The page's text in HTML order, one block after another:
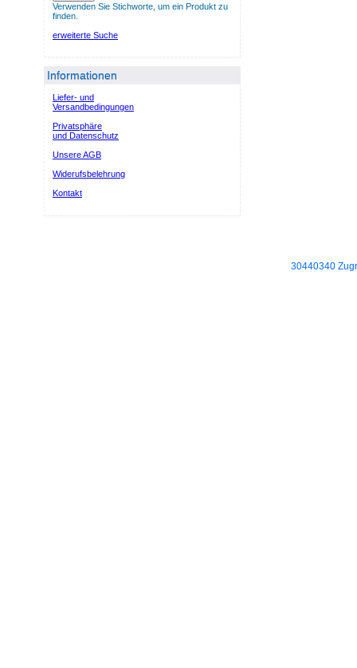
Verwenden Sie Stichworte, um ein Produkt zu
finden.
erweiterte Suche
Informationen
Liefer- und
Versandbedingungen
Privatsphäre
und Datenschutz
Unsere AGB
Widerufsbelehrung
Kontakt
30440340